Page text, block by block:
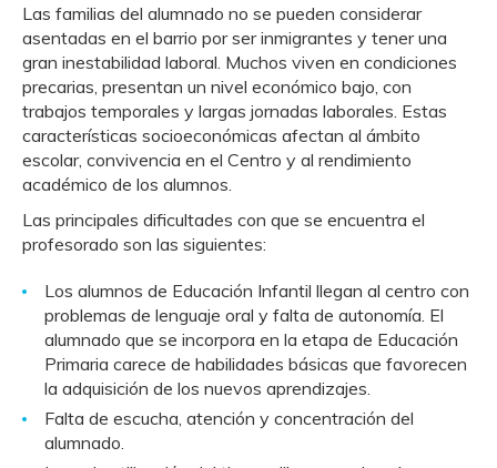
Las familias del alumnado no se pueden considerar
asentadas en el barrio por ser inmigrantes y tener una
gran inestabilidad laboral. Muchos viven en condiciones
precarias, presentan un nivel económico bajo, con
trabajos temporales y largas jornadas laborales. Estas
características socioeconómicas afectan al ámbito
escolar, convivencia en el Centro y al rendimiento
académico de los alumnos.
Las principales dificultades con que se encuentra el
profesorado son las siguientes:
Los alumnos de Educación Infantil llegan al centro con
problemas de lenguaje oral y falta de autonomía. El
alumnado que se incorpora en la etapa de Educación
Primaria carece de habilidades básicas que favorecen
la adquisición de los nuevos aprendizajes.
Falta de escucha, atención y concentración del
alumnado.